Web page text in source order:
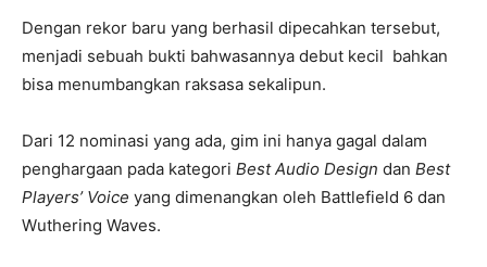
Dengan rekor baru yang berhasil dipecahkan tersebut,
menjadi sebuah bukti bahwasannya debut kecil bahkan
bisa menumbangkan raksasa sekalipun.
Dari 12 nominasi yang ada, gim ini hanya gagal dalam
penghargaan pada kategori Best Audio Design dan Best
Players’ Voice yang dimenangkan oleh Battlefield 6 dan
Wuthering Waves.